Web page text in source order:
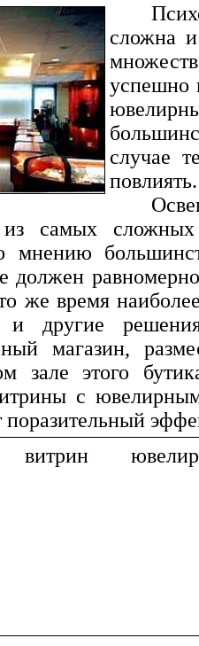
сложна
успешно
случае
повлиять.
самых
мнению
должен
же время
и другие
магазин,
зале этого
с
поразительный